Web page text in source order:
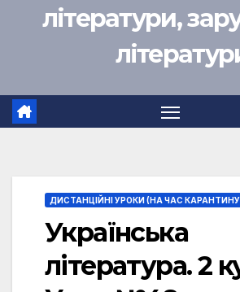
літератури,
ДИСТАНЦІЙНІ УРОКИ (НА ЧАС
Українська
література. 2